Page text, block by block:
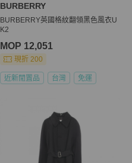
BURBERRY
BURBERRY英國格紋翻領黑色風衣U
K2
MOP 12,051
現折 200
近新閒置品 台灣 免運